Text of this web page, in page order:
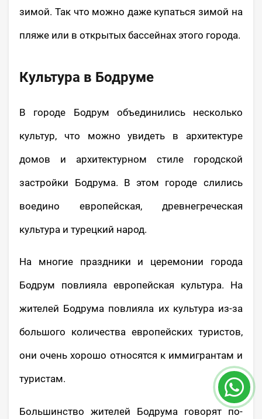
зимой. Так что можно даже купаться зимой на
пляже или в открытых бассейнах этого города.
Культура в Бодруме
В городе Бодрум объединились несколько
культур, что можно увидеть в архитектуре
домов и архитектурном стиле городской
застройки Бодрума. В этом городе слились
воедино европейская, древнегреческая
культура и турецкий народ.
На многие праздники и церемонии города
Бодрум повлияла европейская культура. На
жителей Бодрума повлияла их культура из-за
большого количества европейских туристов,
они очень хорошо относятся к иммигрантам и
туристам.
Большинство жителей Бодрума говорят по-